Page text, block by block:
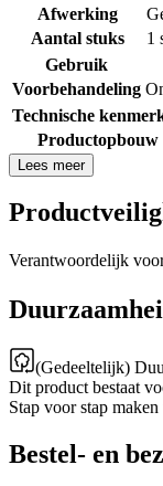
Afwerking
Aantal stuks
1
Gebruik
Voorbehandeling
Technische
Productopbouw
Lees meer
Verantwoordelijk
(Gedeeltelijk)
Dit product bestaat
Stap voor stap
Bestel- en